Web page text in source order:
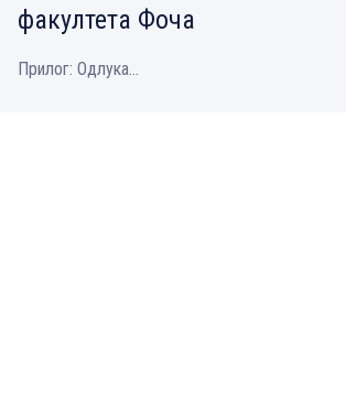
факултета Фоча
Прилог: Одлука...